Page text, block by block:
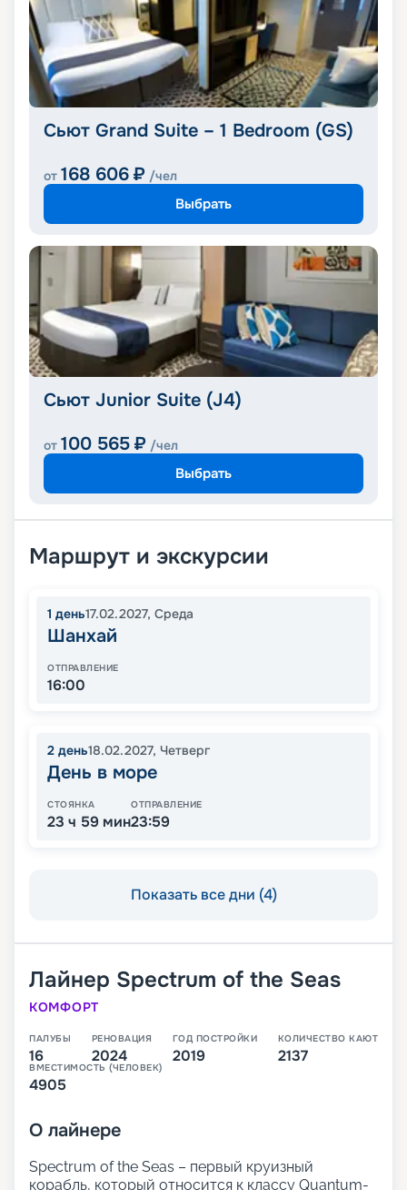
Сьют Grand Suite – 1 Bedroom (GS)
от 168 606 ₽ /чел
Выбрать
Сьют Junior Suite (J4)
от 100 565 ₽ /чел
Выбрать
Маршрут и экскурсии
1 день17.02.2027, Среда
Шанхай
ОТПРАВЛЕНИЕ
16:00
2 день18.02.2027, Четверг
День в море
СТОЯНКА
23 ч 59 мин
ОТПРАВЛЕНИЕ
23:59
Показать все дни (4)
Лайнер Spectrum of the Seas
КОМФОРТ
ПАЛУБЫ
16
РЕНОВАЦИЯ
2024
ГОД ПОСТРОЙКИ
2019
КОЛИЧЕСТВО КАЮТ
2137
ВМЕСТИМОСТЬ (ЧЕЛОВЕК)
4905
О лайнере
Spectrum of the Seas – первый круизный
корабль, который относится к классу Quantum-